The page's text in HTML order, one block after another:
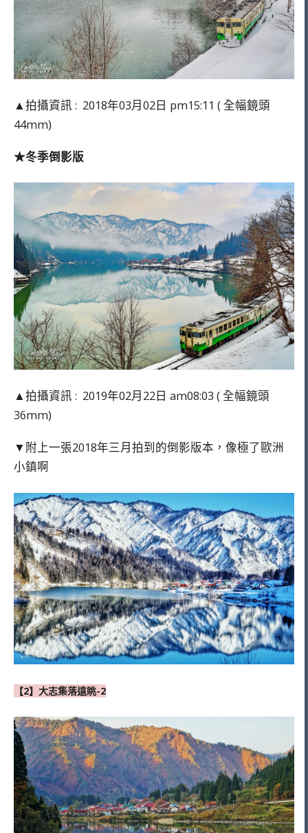
▲拍攝資訊 : 2018年03月02日 pm15:11 ( 全幅鏡頭
44mm)
★冬季倒影版
▲拍攝資訊 : 2019年02月22日 am08:03 ( 全幅鏡頭
36mm)
▼附上一張2018年三月拍到的倒影版本，像極了歐洲
小鎮啊
【2】大志集落遠眺-2